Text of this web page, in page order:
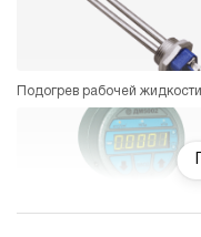
Подогрев рабочей жидкости
Манометр цифровой или